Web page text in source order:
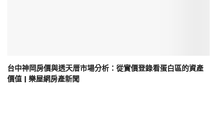
台中神岡房價與透天厝市場分析：從實價登錄看蛋白區的資產
價值 | 樂屋網房產新聞